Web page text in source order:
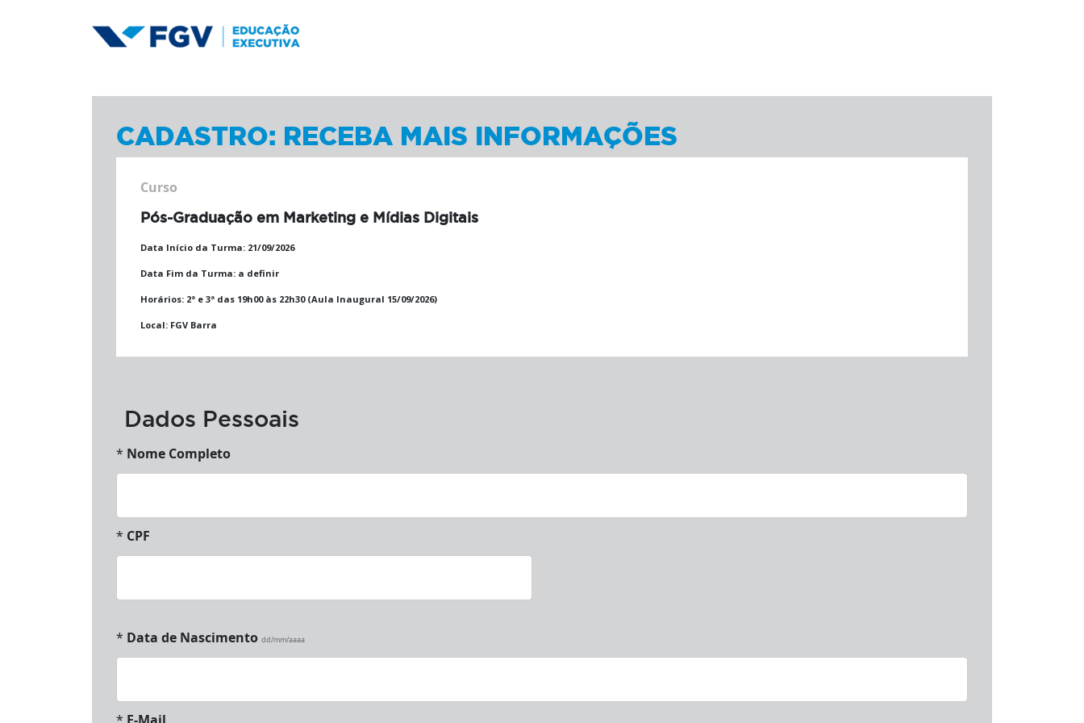
CADASTRO: RECEBA MAIS INFORMAÇÕES
Curso
Pós-Graduação em Marketing e Mídias Digitais
Data Início da Turma: 21/09/2026
Data Fim da Turma: a definir
Horários: 2ª e 3ª das 19h00 às 22h30 (Aula Inaugural 15/09/2026)
Local: FGV Barra
Dados Pessoais
* Nome Completo
* CPF
* Data de Nascimento dd/mm/aaaa